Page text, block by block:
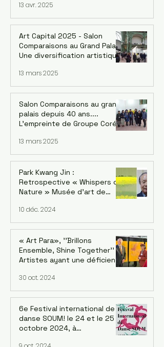
Georges Arsenijevic
Intermèdes musicaux / chant
et guitare : Bané
13 avr. 2025
Art Capital 2025 - Salon
Comparaisons au Grand Palais.
Une diversification artistique
inédite de Corée : 4 groupes
13 mars 2025
Salon Comparaisons au grand
palais depuis 40 ans....
L'empreinte de Groupe Corée
: Kwang-jin Park et la version
coréenne Du 18 au 22 février
2025
13 mars 2025
Park Kwang Jin :
Retrospective « Whispers of
Nature » Musée d'art de
Seosomun, 12/12/2024 -
09/02/2025
10 déc. 2024
« Art Para», ''Brillons
Ensemble, Shine Together''
Artistes ayant une déficience
continents. Exposition au
siège de l'OCDE à Paris
30 oct. 2024
6e Festival international de
danse SOUM! le 24 et le 25
octobre 2024, à
20h au Regard du Cygne, 210